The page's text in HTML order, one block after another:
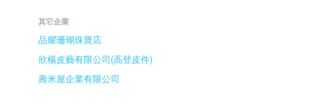
其它企業
品耀珊瑚珠寶店
欣楊皮藝有限公司(高登皮件)
壽米屋企業有限公司